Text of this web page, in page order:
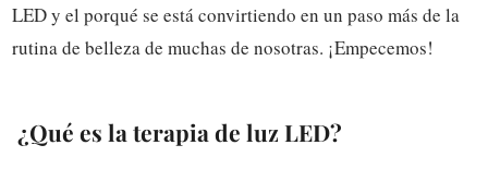
LED y el porqué se está convirtiendo en un paso más de la
rutina de belleza de muchas de nosotras. ¡Empecemos!
¿Qué es la terapia de luz LED?